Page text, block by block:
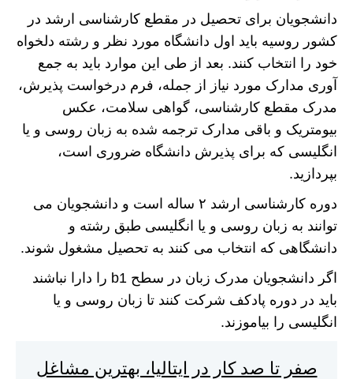
دانشجویان برای تحصیل در مقطع کارشناسی ارشد در
کشور روسیه باید اول دانشگاه مورد نظر و رشته دلخواه
خود را انتخاب کنند. بعد از طی این موارد باید به جمع
آوری مدارک مورد نیاز از جمله، فرم درخواست پذیرش،
مدرک مقطع کارشناسی، گواهی سلامت، عکس
بیومتریک و باقی مدارک ترجمه شده به زبان روسی و یا
انگلیسی که برای پذیرش دانشگاه ضروری است،
بپردازید.
دوره کارشناسی ارشد ۲ ساله است و دانشجویان می
توانند به زبان روسی و یا انگلیسی طبق رشته و
دانشگاهی که انتخاب می کنند به تحصیل مشغول شوند.
اگر دانشجویان مدرک زبان در سطح b1 را دارا نباشند
باید در دوره پادکف شرکت کنند تا زبان روسی و یا
انگلیسی را بیاموزند.
صفر تا صد کار در ایتالیا، بهترین مشاغل